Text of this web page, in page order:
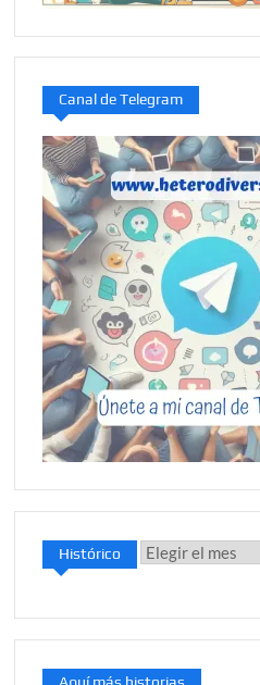
Canal de Telegram
Histórico Histórico